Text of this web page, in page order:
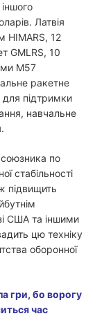
Латвія
HIMARS, 12
GMLRS, 10
M57
ракетне
для підтримки
навчальне
по
стабільності
підвищить
США та іншими
цю техніку
оборонної
гри, бо ворогу
час